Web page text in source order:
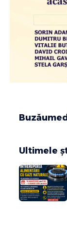
Ultimele